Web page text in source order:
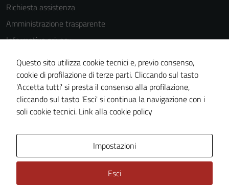
Richiesta assistenza
Amministrazione trasparente
Informativa privacy
Note legali
Dichiarazione di accessibilità
Piano di miglioramento del sito
Questo sito utilizza cookie tecnici e, previo consenso,
cookie di profilazione di terze parti. Cliccando sul tasto
'Accetta tutti' si presta il consenso alla profilazione,
cliccando sul tasto 'Esci' si continua la navigazione con i
soli cookie tecnici. Link alla cookie policy
Impostazioni
Esci